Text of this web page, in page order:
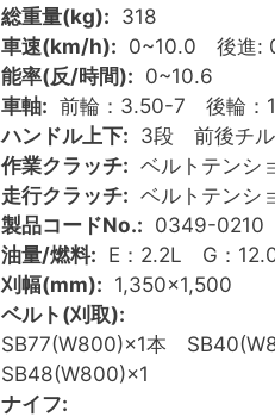
総重量(kg)
318
車速(km/h)
0~10.0 後進:
能率(反/時間)
0~10.6
車軸
前輪：3.50-7 後輪：
ハンドル上下
3段 前後チル
作業クラッチ
ベルトテンシ
走行クラッチ
ベルトテンシ
製品コードNo.
0349-0210
油量/燃料
E：2.2L G：
刈幅(mm)
1,350×1,500
ベルト(刈取)
SB77(W800)×1本
SB48(W800)×1
ナイフ